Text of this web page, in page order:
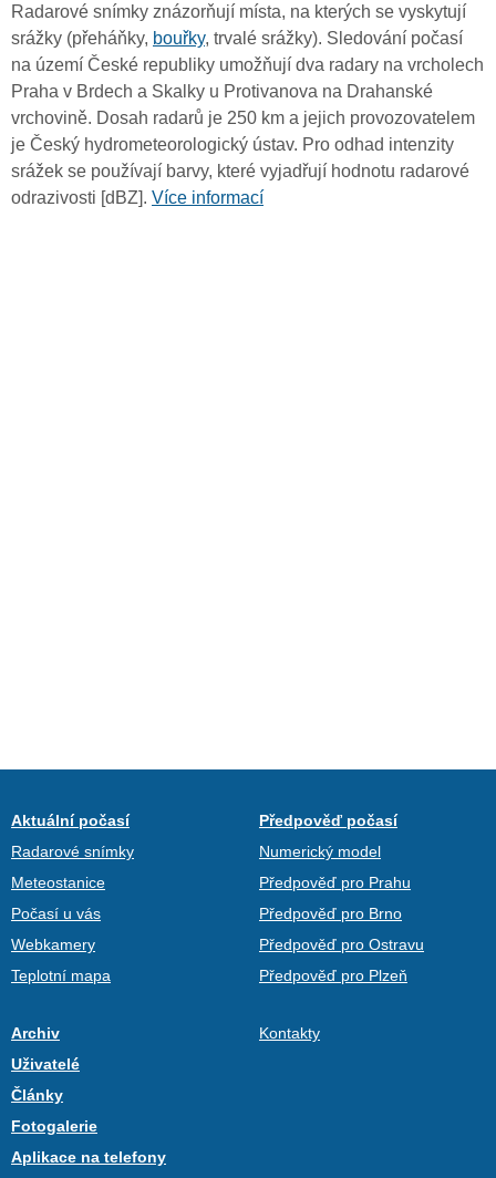
Radarové snímky znázorňují místa, na kterých se vyskytují
srážky (přeháňky, bouřky, trvalé srážky). Sledování počasí
na území České republiky umožňují dva radary na vrcholech
Praha v Brdech a Skalky u Protivanova na Drahanské
vrchovině. Dosah radarů je 250 km a jejich provozovatelem
je Český hydrometeorologický ústav. Pro odhad intenzity
srážek se používají barvy, které vyjadřují hodnotu radarové
odrazivosti [dBZ]. Více informací
Aktuální počasí
Radarové snímky
Meteostanice
Počasí u vás
Webkamery
Teplotní mapa
Předpověď počasí
Numerický model
Předpověď pro Prahu
Předpověď pro Brno
Předpověď pro Ostravu
Předpověď pro Plzeň
Archiv
Uživatelé
Články
Fotogalerie
Aplikace na telefony
Kontakty